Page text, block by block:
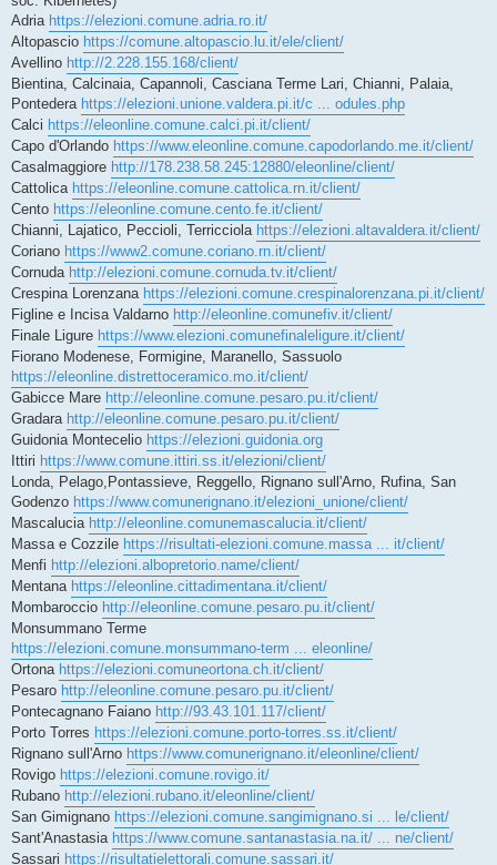
Adria https://elezioni.comune.adria.ro.it/
Altopascio https://comune.altopascio.lu.it/ele/client/
Avellino http://2.228.155.168/client/
Bientina, Calcinaia, Capannoli, Casciana Terme Lari, Chianni, Palaia,
Pontedera https://elezioni.unione.valdera.pi.it/c ... odules.php
Calci https://eleonline.comune.calci.pi.it/client/
Capo d'Orlando https://www.eleonline.comune.capodorlando.me.it/client/
Casalmaggiore http://178.238.58.245:12880/eleonline/client/
Cattolica https://eleonline.comune.cattolica.rn.it/client/
Cento https://eleonline.comune.cento.fe.it/client/
Chianni, Lajatico, Peccioli, Terricciola https://elezioni.altavaldera.it/client/
Coriano https://www2.comune.coriano.rn.it/client/
Cornuda http://elezioni.comune.cornuda.tv.it/client/
Crespina Lorenzana https://elezioni.comune.crespinalorenzana.pi.it/client/
Figline e Incisa Valdarno http://eleonline.comunefiv.it/client/
Finale Ligure https://www.elezioni.comunefinaleligure.it/client/
Fiorano Modenese, Formigine, Maranello, Sassuolo
https://eleonline.distrettoceramico.mo.it/client/
Gabicce Mare http://eleonline.comune.pesaro.pu.it/client/
Gradara http://eleonline.comune.pesaro.pu.it/client/
Guidonia Montecelio https://elezioni.guidonia.org
Ittiri https://www.comune.ittiri.ss.it/elezioni/client/
Londa, Pelago,Pontassieve, Reggello, Rignano sull'Arno, Rufina, San
Godenzo https://www.comunerignano.it/elezioni_unione/client/
Mascalucia http://eleonline.comunemascalucia.it/client/
Massa e Cozzile https://risultati-elezioni.comune.massa ... it/client/
Menfi http://elezioni.albopretorio.name/client/
Mentana https://eleonline.cittadimentana.it/client/
Mombaroccio http://eleonline.comune.pesaro.pu.it/client/
Monsummano Terme
https://elezioni.comune.monsummano-term ... eleonline/
Ortona https://elezioni.comuneortona.ch.it/client/
Pesaro http://eleonline.comune.pesaro.pu.it/client/
Pontecagnano Faiano http://93.43.101.117/client/
Porto Torres https://elezioni.comune.porto-torres.ss.it/client/
Rignano sull'Arno https://www.comunerignano.it/eleonline/client/
Rovigo https://elezioni.comune.rovigo.it/
Rubano http://elezioni.rubano.it/eleonline/client/
San Gimignano https://elezioni.comune.sangimignano.si ... le/client/
Sant'Anastasia https://www.comune.santanastasia.na.it/ ... ne/client/
Sassari https://risultatielettorali.comune.sassari.it/